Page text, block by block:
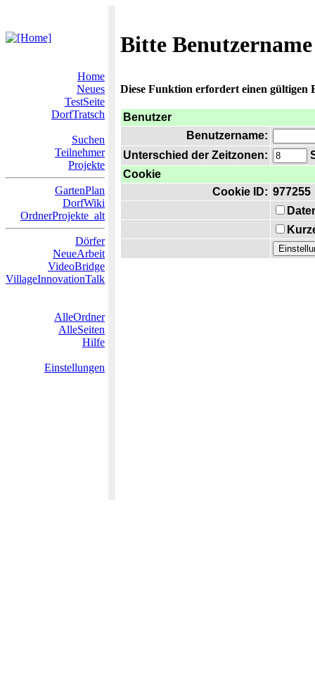
Bitte
Home
Neues
TestSeite
DorfTratsch
Suchen
Teilnehmer
Projekte
GartenPlan
DorfWiki
OrdnerProjekte_alt
Dörfer
NeueArbeit
VideoBridge
VillageInnovationTalk
AlleOrdner
AlleSeiten
Hilfe
Einstellungen
Diese Funktion erfordert einen gültigen
Benutzer
Benutzername:
Unterschied der Zeitzonen:
Cookie
Cookie ID: 977255